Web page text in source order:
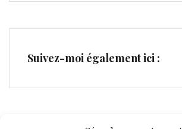
Suivez-moi également ici :